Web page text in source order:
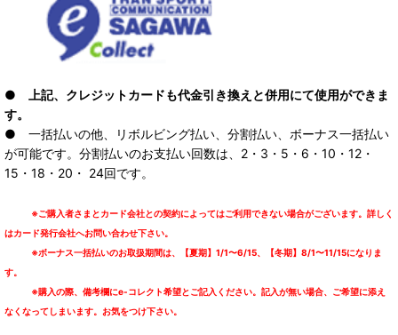
● 上記、クレジットカードも代金引き換えと併用にて使用ができま
す。
● 一括払いの他、リボルビング払い、分割払い、ボーナス一括払い
が可能です。分割払いのお支払い回数は、2・3・5・6・10・12・
15・18・20・ 24回です。
※ご購入者さまとカード会社との契約によってはご利用できない場合がございます。詳しく
はカード発行会社へお問い合わせ下さい。
※ボーナス一括払いのお取扱期間は、【夏期】1/1〜6/15、【冬期】8/1〜11/15になりま
す。
※購入の際、備考欄にe-コレクト希望とご記入ください。記入が無い場合、ご希望に添え
なくなってしまいます。お気をつけ下さい。